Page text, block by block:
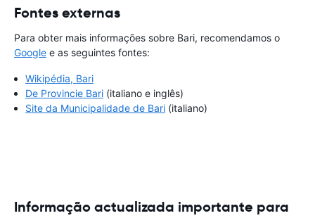
Fontes externas
Para obter mais informações sobre Bari, recomendamos o
Google e as seguintes fontes:
Wikipédia, Bari
De Provincie Bari (italiano e inglês)
Site da Municipalidade de Bari (italiano)
Informação actualizada importante para